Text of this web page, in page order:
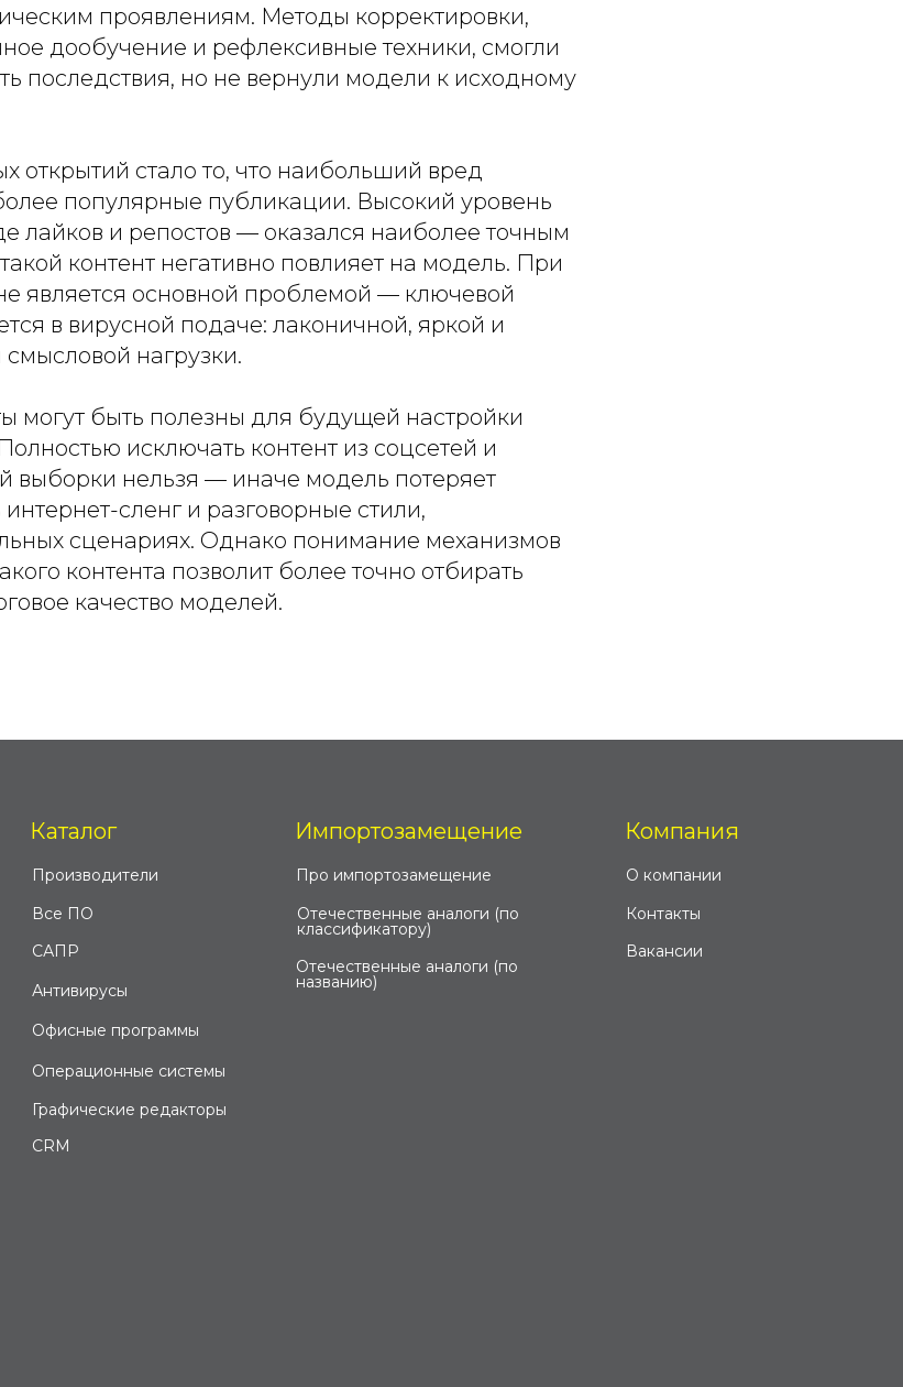
проявлениям. Методы корректировки,
дообучение и рефлексивные техники, смогли
последствия, но не вернули модели к исходному
стало то, что наибольший вред
популярные публикации. Высокий уровень
лайков и репостов — оказался наиболее точным
контент негативно повлияет на модель. При
не является основной проблемой — ключевой
в вирусной подаче: лаконичной, яркой и
нагрузки.
могут быть полезны для будущей настройки
исключать контент из соцсетей и
выборки нельзя — иначе модель потеряет
сленг и разговорные стили,
сценариях. Однако понимание механизмов
контента позволит более точно отбирать
качество моделей.
Все ПО
Производители
Антивирусы
Офисные программы
Каталог
Операционные системы
САПР
Графические редакторы
Отечественные аналоги (по
названию)
Про импортозамещение
Импортозамещение
Отечественные аналоги (по
классификатору)
Контакты
О компании
Компания
Вакансии
CRM